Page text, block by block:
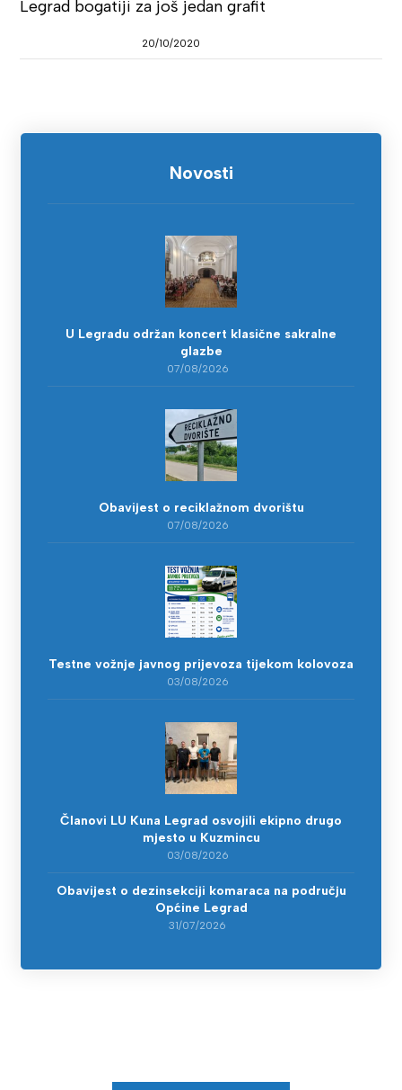
Legrad bogatiji za još jedan grafit
20/10/2020
Novosti
U Legradu održan koncert klasične sakralne
glazbe
07/08/2026
Obavijest o reciklažnom dvorištu
07/08/2026
Testne vožnje javnog prijevoza tijekom kolovoza
03/08/2026
Članovi LU Kuna Legrad osvojili ekipno drugo
mjesto u Kuzmincu
03/08/2026
Obavijest o dezinsekciji komaraca na području
Općine Legrad
31/07/2026